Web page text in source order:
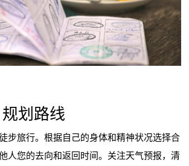
规划路线
旅行。根据自己的身体和精神状况选择合
人您的去向和返回时间。关注天气预报，清